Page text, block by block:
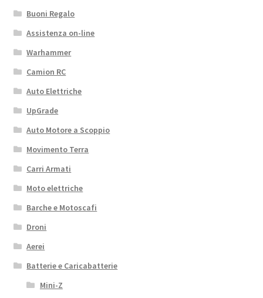
Buoni Regalo
Assistenza on-line
Warhammer
Camion RC
Auto Elettriche
UpGrade
Auto Motore a Scoppio
Movimento Terra
Carri Armati
Moto elettriche
Barche e Motoscafi
Droni
Aerei
Batterie e Caricabatterie
Mini-Z